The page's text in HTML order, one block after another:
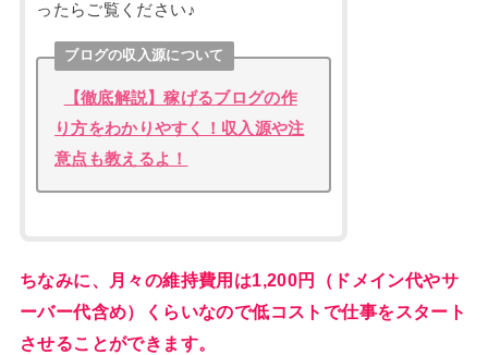
ったらご覧ください♪
ブログの収入源について
【徹底解説】稼げるブログの作
り方をわかりやすく！収入源や注
意点も教えるよ！
ちなみに、月々の維持費用は1,200円（ドメイン代やサ
ーバー代含め）くらいなので低コストで仕事をスタート
させることができます。